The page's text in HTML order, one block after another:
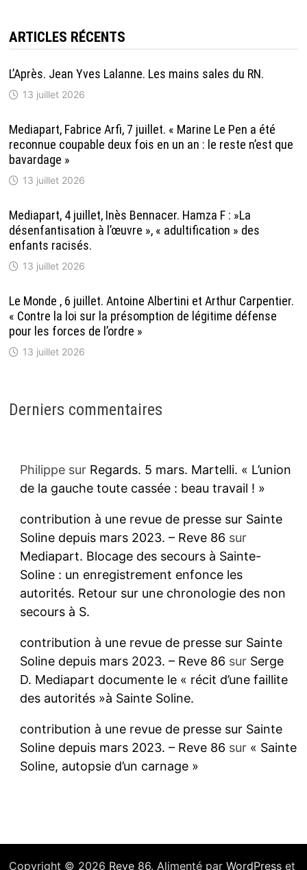
ARTICLES RÉCENTS
L’Après. Jean Yves Lalanne. Les mains sales du RN.
13 juillet 2026
Mediapart, Fabrice Arfi, 7 juillet. « Marine Le Pen a été
reconnue coupable deux fois en un an : le reste n’est que
bavardage »
13 juillet 2026
Mediapart, 4 juillet, Inès Bennacer. Hamza F : »La
désenfantisation à l’œuvre », « adultification » des
enfants racisés.
13 juillet 2026
Le Monde , 6 juillet. Antoine Albertini et Arthur Carpentier.
« Contre la loi sur la présomption de légitime défense
pour les forces de l’ordre »
13 juillet 2026
Derniers commentaires
Philippesur Regards. 5 mars. Martelli. « L’union
de la gauche toute cassée : beau travail ! »
contribution à une revue de presse sur Sainte
Soline depuis mars 2023. – Reve 86 sur
Mediapart. Blocage des secours à Sainte-
Soline : un enregistrement enfonce les
autorités. Retour sur une chronologie des non
secours à S.
contribution à une revue de presse sur Sainte
Soline depuis mars 2023. – Reve 86 sur Serge
D. Mediapart documente le « récit d’une faillite
des autorités »à Sainte Soline.
contribution à une revue de presse sur Sainte
Soline depuis mars 2023. – Reve 86 sur « Sainte
Soline, autopsie d’un carnage »
Copyright © 2026 Reve 86. Alimenté par WordPresset